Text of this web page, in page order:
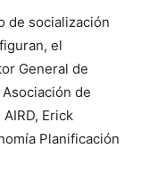
de socialización
el
General de
de
Erick
Planificación